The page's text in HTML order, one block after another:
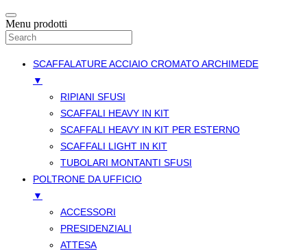
Menu prodotti
SCAFFALATURE ACCIAIO CROMATO ARCHIMEDE
▼
RIPIANI SFUSI
SCAFFALI HEAVY IN KIT
SCAFFALI HEAVY IN KIT PER ESTERNO
SCAFFALI LIGHT IN KIT
TUBOLARI MONTANTI SFUSI
POLTRONE DA UFFICIO
▼
ACCESSORI
PRESIDENZIALI
ATTESA